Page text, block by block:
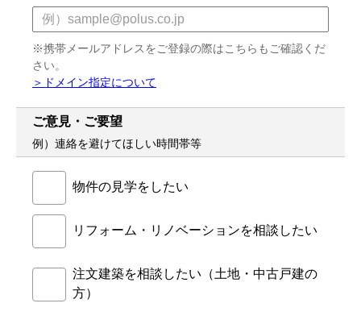
※携帯メールアドレスをご登録の際はこちらもご確認くだ
さい。
＞ドメイン指定について
ご意見・ご要望
例）連絡を避けてほしい時間帯等
物件の見学をしたい
リフォーム・リノベーションを相談したい
注文建築を相談したい（土地・中古戸建の
方）